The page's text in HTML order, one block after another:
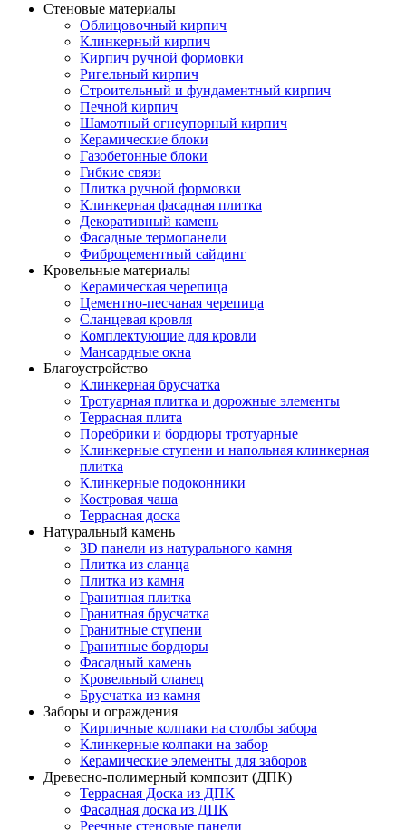
Стеновые материалы
Облицовочный кирпич
Клинкерный кирпич
Кирпич ручной формовки
Ригельный кирпич
Строительный и фундаментный кирпич
Печной кирпич
Шамотный огнеупорный кирпич
Керамические блоки
Газобетонные блоки
Гибкие связи
Плитка ручной формовки
Клинкерная фасадная плитка
Декоративный камень
Фасадные термопанели
Фиброцементный сайдинг
Кровельные материалы
Керамическая черепица
Цементно-песчаная черепица
Сланцевая кровля
Комплектующие для кровли
Мансардные окна
Благоустройство
Клинкерная брусчатка
Тротуарная плитка и дорожные элементы
Террасная плита
Поребрики и бордюры тротуарные
Клинкерные ступени и напольная клинкерная
плитка
Клинкерные подоконники
Костровая чаша
Террасная доска
Натуральный камень
3D панели из натурального камня
Плитка из сланца
Плитка из камня
Гранитная плитка
Гранитная брусчатка
Гранитные ступени
Гранитные бордюры
Фасадный камень
Кровельный сланец
Брусчатка из камня
Заборы и ограждения
Кирпичные колпаки на столбы забора
Клинкерные колпаки на забор
Керамические элементы для заборов
Древесно-полимерный композит (ДПК)
Террасная Доска из ДПК
Фасадная доска из ДПК
Реечные стеновые панели